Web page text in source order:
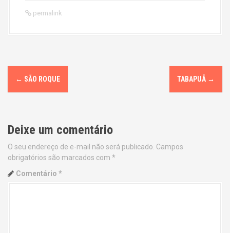
permalink
P
o
t
n
a
← SÃO ROQUE TABAPUÃ →
Deixe um comentário
O seu endereço de e-mail não será publicado. Campos
obrigatórios são marcados com *
Comentário *